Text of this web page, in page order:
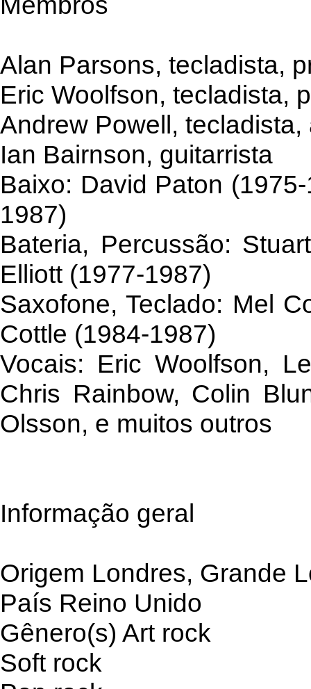
Alan Parsons, tecladista,
Eric Woolfson, tecladista,
Andrew Powell,
Ian Bairnson, guitarrista
Baixo: David Paton
1987)
Bateria, Percussão:
Elliott (1977-1987)
Saxofone, Teclado: Mel
Cottle (1984-1987)
Vocais: Eric Woolfson,
Chris Rainbow, Colin
Olsson, e muitos outros
Informação geral
Origem Londres, Grande
País Reino Unido
Gênero(s) Art rock
Soft rock